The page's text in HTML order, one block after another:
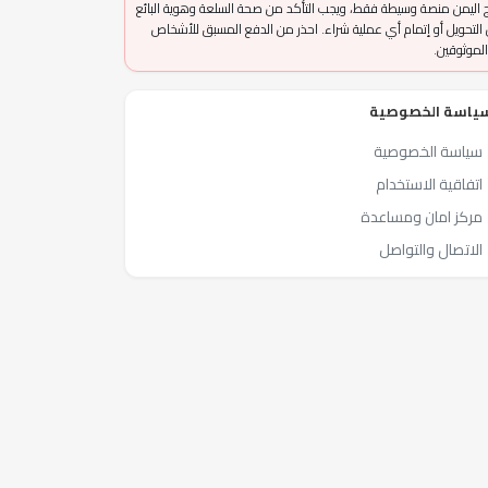
اليمن منصة وسيطة فقط، ويجب التأكد من صحة السلعة وهوية البائع
التحويل أو إتمام أي عملية شراء. احذر من الدفع المسبق للأشخاص
الخصوصية
سياسة الخصوصية
اتفاقية الاستخدام
مركز امان ومساعدة
الاتصال والتواصل